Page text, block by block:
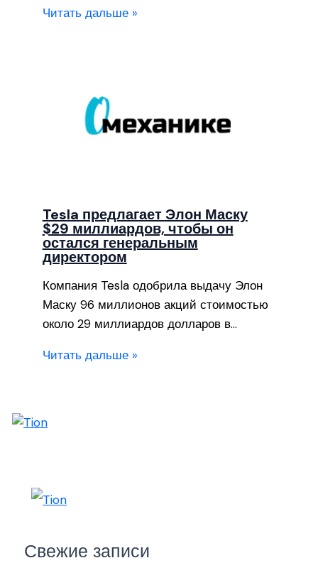
Читать дальше »
Tesla предлагает Элон Маску
$29 миллиардов, чтобы он
остался генеральным
директором
Компания Tesla одобрила выдачу Элон
Маску 96 миллионов акций стоимостью
около 29 миллиардов долларов в…
Читать дальше »
Свежие записи